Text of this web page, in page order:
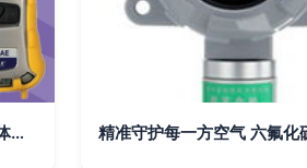
美国华瑞PGM 6208/6208D/6228便携式气体探测器 型号差异与应用场景策略